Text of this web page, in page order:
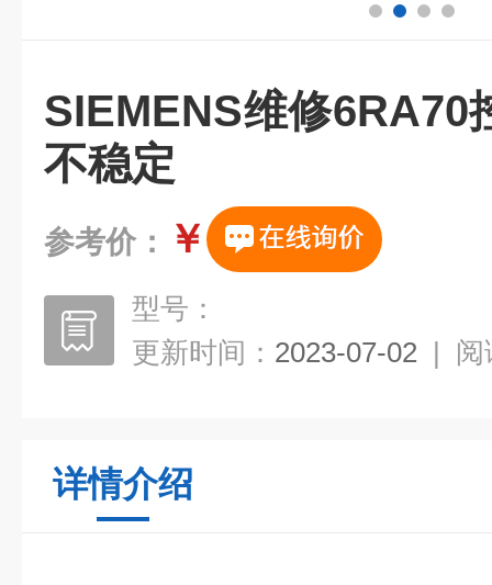
SIEMENS维修6RA70
不稳定
参考价： ￥
型号：
更新时间： 2023-07-02 | 阅
详情介绍